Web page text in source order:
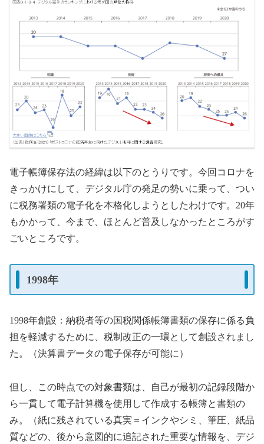
電子帳簿保存法の経緯は以下のとうりです。今回コロナを
きっかけにして、デジタル庁の発足の勢いに乗って、つい
に税務署類の電子化を本格化しようとしたわけです。20年
もかかって、今まで、ほとんど普及しなかったところがす
ごいところです。
1998年
1998年創設：納税者等の国税関係帳簿書類の保存に係る負
担を軽減するために、税制改正の一環として創設されまし
た。（決算書データの電子保存が可能に）
但し、この時点での対象書類は、自己が最初の記録段階か
ら一貫して電子計算機を使用して作成する帳簿と書類の
み。（紙に残されている真実＝インクやシミ、筆圧、紙品
質などの、後から意図的に追記された重要な情報を、デジ